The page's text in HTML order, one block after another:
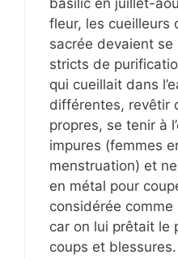
basilic en juillet-
fleur, les cueilleurs
sacrée devaient
stricts de
qui cueillait dans
différentes, revêtir
propres, se tenir à
impures (femmes
menstruation) et
en métal pour
considérée
car on lui prêtait le
coups et blessures.